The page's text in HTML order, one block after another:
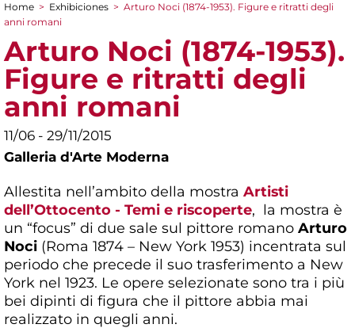
You are here
Home > Exhibiciones > Arturo Noci (1874-1953). Figure e ritratti degli
anni romani
Arturo Noci (1874-1953).
Figure e ritratti degli
anni romani
11/06 - 29/11/2015
Galleria d'Arte Moderna
Allestita nell’ambito della mostra Artisti
dell’Ottocento - Temi e riscoperte, la mostra è
un “focus” di due sale sul pittore romano Arturo
Noci (Roma 1874 – New York 1953) incentrata sul
periodo che precede il suo trasferimento a New
York nel 1923. Le opere selezionate sono tra i più
bei dipinti di figura che il pittore abbia mai
realizzato in quegli anni.